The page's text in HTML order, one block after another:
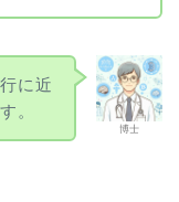
博士
に近
。